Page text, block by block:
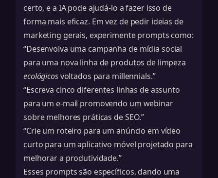
certo, e a IA pode ajudá-lo a fazer isso de
forma mais eficaz. Em vez de pedir ideias de
marketing gerais, experimente prompts como:
“Desenvolva uma campanha de mídia social
para uma nova linha de produtos de limpeza
ecológicosvoltados para millennials.”
“Escreva cinco diferentes linhas de assunto
para um e-mail promovendo um webinar
sobre melhores práticas de SEO.”
“Crie um roteiro para um anúncio em vídeo
curto para um aplicativo móvel projetado para
melhorar a produtividade.”
Esses prompts são específicos, dando uma